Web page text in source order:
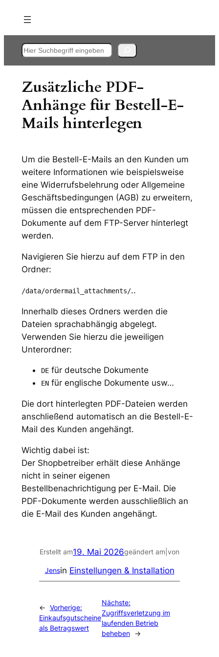
Inhalt
springen
Suchen
Zusätzliche PDF-
Anhänge für Bestell-E-
Mails hinterlegen
Um die Bestell-E-Mails an den Kunden um
weitere Informationen wie beispielsweise
eine Widerrufsbelehrung oder Allgemeine
Geschäftsbedingungen (AGB) zu erweitern,
müssen die entsprechenden PDF-
Dokumente auf dem FTP-Server hinterlegt
werden.
Navigieren Sie hierzu auf dem FTP in den
Ordner:
/data/ordermail_attachments/..
Innerhalb dieses Ordners werden die
Dateien sprachabhängig abgelegt.
Verwenden Sie hierzu die jeweiligen
Unterordner:
DEfür deutsche Dokumente
ENfür englische Dokumente usw…
Die dort hinterlegten PDF-Dateien werden
anschließend automatisch an die Bestell-E-
Mail des Kunden angehängt.
Wichtig dabei ist:
Der Shopbetreiber erhält diese Anhänge
nicht in seiner eigenen
Bestellbenachrichtigung per E-Mail. Die
PDF-Dokumente werden ausschließlich an
die E-Mail des Kunden angehängt.
Erstellt am19. Mai 2026geändert am von
Jensin Einstellungen & Installation
← Vorherige:
Einkaufsgutscheine
als Betragswert
Nächste:
Zugriffsverletzung im
laufenden Betrieb
beheben →